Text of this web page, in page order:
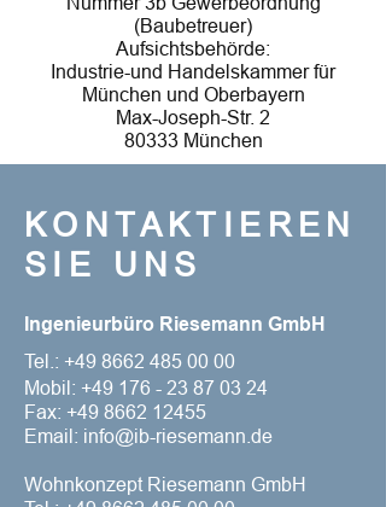
(Baubetreuer)
Aufsichtsbehörde:
Industrie-und Handelskammer für
München und Oberbayern
Max-Joseph-Str. 2
80333 München
KONTAKTIEREN
SIE UNS
Ingenieurbüro Riesemann GmbH
Tel.: +49 8662 485 00 00
Mobil: +49 176 - 23 87 03 24
Fax: +49 8662 12455
Email: info@ib-riesemann.de
Wohnkonzept Riesemann GmbH